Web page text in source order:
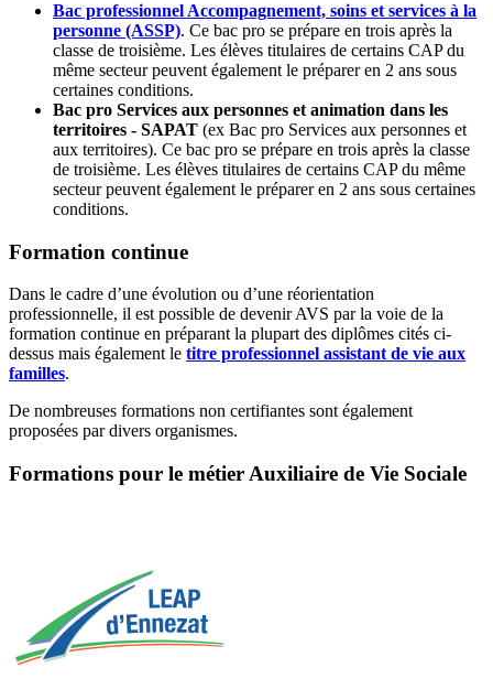
Bac professionnel Accompagnement, soins et services à la
personne (ASSP). Ce bac pro se prépare en trois après la
classe de troisième. Les élèves titulaires de certains CAP du
même secteur peuvent également le préparer en 2 ans sous
certaines conditions.
Bac pro Services aux personnes et animation dans les
territoires - SAPAT (ex Bac pro Services aux personnes et
aux territoires). Ce bac pro se prépare en trois après la classe
de troisième. Les élèves titulaires de certains CAP du même
secteur peuvent également le préparer en 2 ans sous certaines
conditions.
Formation continue
Dans le cadre d’une évolution ou d’une réorientation
professionnelle, il est possible de devenir AVS par la voie de la
formation continue en préparant la plupart des diplômes cités ci-
dessus mais également le titre professionnel assistant de vie aux
familles.
De nombreuses formations non certifiantes sont également
proposées par divers organismes.
Formations pour le métier Auxiliaire de Vie Sociale